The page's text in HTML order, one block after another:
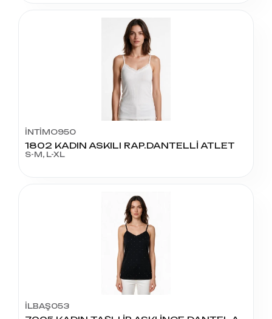
İNTİMO950
1802 KADIN ASKILI RAP.DANTELLİ ATLET
S-M, L-XL
İLBAŞ053